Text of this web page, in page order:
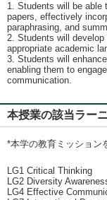
1. Students will be able
papers, effectively
paraphrasing, and
2. Students will
appropriate academic
3. Students will
enabling them to
communication.
本授業の該当ラー
*本学の教育ミッション
LG1 Critical Thinking
LG2 Diversity
LG4 Effective